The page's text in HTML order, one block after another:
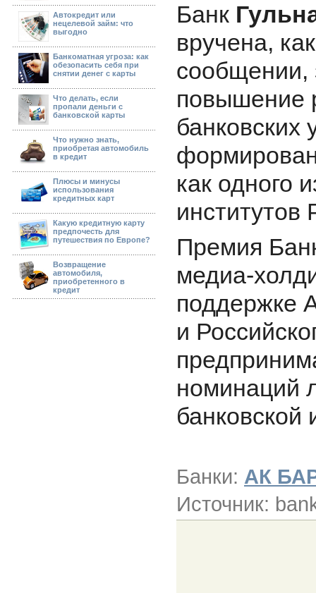
Автокредит или
нецелевой займ: что
выгодно
Банкоматная угроза: как
обезопасить себя при
снятии денег с карты
Что делать, если
пропали деньги с
банковской карты
Что нужно знать,
приобретая автомобиль
в кредит
Плюсы и минусы
использования
кредитных карт
Какую кредитную карту
предпочесть для
путешествия по Европе?
Возвращение
автомобиля,
приобретенного в
кредит
Банк
вручена,
сообщении,
повышение
банковских
как одного
институтов
Премия
медиа-
поддержке
и
номинаций
банковской
Банки: АК
Источник: